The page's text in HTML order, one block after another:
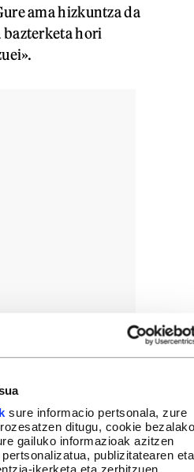
sure informacio pertsonala, zure
ditugu, cookie bezalako
gailuko informazioak azitzen
publizitatearen eta
ama hizkuntza da
bazterketa hori